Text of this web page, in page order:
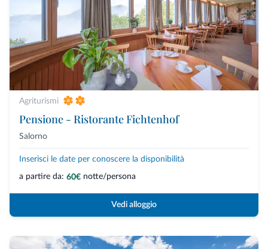
Agriturismi
Pensione - Ristorante Fichtenhof
Salorno
Inserisci le date per conoscere la disponibilità
a partire da: 60€ notte/persona
Vedi alloggio